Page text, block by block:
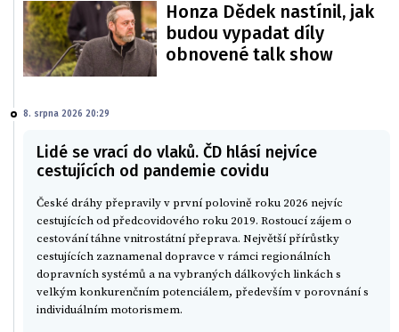
Honza Dědek nastínil, jak
budou vypadat díly
obnovené talk show
8. srpna 2026 20:29
Lidé se vrací do vlaků. ČD hlásí nejvíce
cestujících od pandemie covidu
České dráhy přepravily v první polovině roku 2026 nejvíc
cestujících od předcovidového roku 2019. Rostoucí zájem o
cestování táhne vnitrostátní přeprava. Největší přírůstky
cestujících zaznamenal dopravce v rámci regionálních
dopravních systémů a na vybraných dálkových linkách s
velkým konkurenčním potenciálem, především v porovnání s
individuálním motorismem.